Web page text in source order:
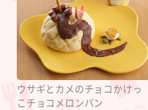
ウサギとカメのチョコかけっ
こチョコメロンパン